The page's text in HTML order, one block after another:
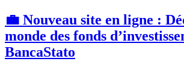
💼 Nouveau site en ligne :
monde des fonds
BancaStato